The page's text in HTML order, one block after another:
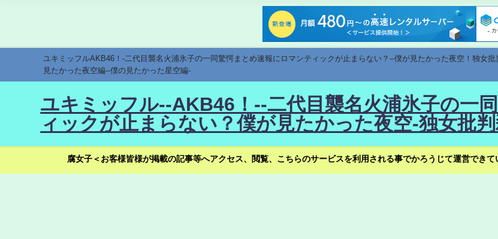
ユキミッフルAKB46！-二代目襲名火浦氷子の一同驚愕まとめ速報にロマンティックが止まらない？--僕が見たかった夜空！独女
見たかった夜空編--僕の見たかった星空編-
ユキミッフル--AKB46！--二代目襲名火浦氷子の一
ィックが止まらない？僕が見たかった夜空-独女批
腐女子＜お客様皆様が掲載の記事等へアクセス、閲覧、こちらのサービスを利用される事でかろうじて運営でき